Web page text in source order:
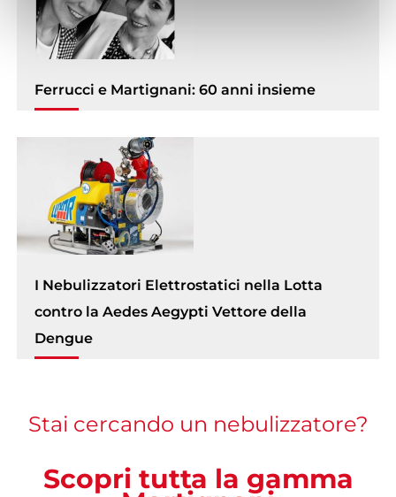
Ferrucci e Martignani: 60 anni insieme
I Nebulizzatori Elettrostatici nella Lotta
contro la Aedes Aegypti Vettore della
Dengue
Stai cercando un nebulizzatore?
Scopri tutta la gamma